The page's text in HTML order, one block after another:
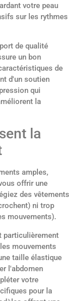
votre peau
sur les rythmes
de qualité
un bon
de
d'un soutien
qui
la
la
amples,
offrir une
des vêtements
ni trop
mouvements).
particulièrement
mouvements
taille élastique
l'abdomen
votre
pour la